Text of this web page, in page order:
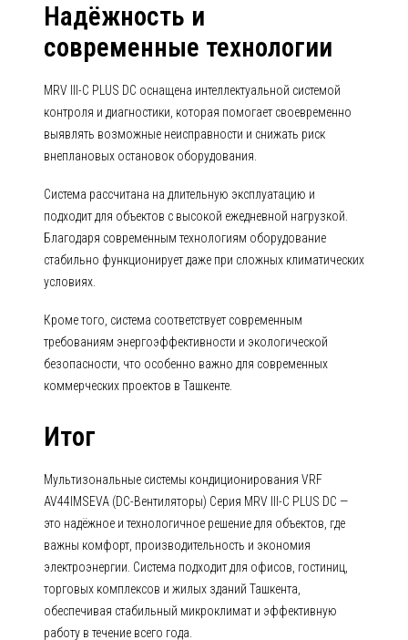
Надёжность и
современные технологии
MRV III-C PLUS DC оснащена интеллектуальной системой
контроля и диагностики, которая помогает своевременно
выявлять возможные неисправности и снижать риск
внеплановых остановок оборудования.
Система рассчитана на длительную эксплуатацию и
подходит для объектов с высокой ежедневной нагрузкой.
Благодаря современным технологиям оборудование
стабильно функционирует даже при сложных климатических
условиях.
Кроме того, система соответствует современным
требованиям энергоэффективности и экологической
безопасности, что особенно важно для современных
коммерческих проектов в Ташкенте.
Итог
Мультизональные системы кондиционирования VRF
AV44IMSEVA (DC-Вентиляторы) Серия MRV III-C PLUS DC —
это надёжное и технологичное решение для объектов, где
важны комфорт, производительность и экономия
электроэнергии. Система подходит для офисов, гостиниц,
торговых комплексов и жилых зданий Ташкента,
обеспечивая стабильный микроклимат и эффективную
работу в течение всего года.